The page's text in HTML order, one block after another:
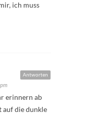
ich muss
Antworten
erinnern ab
auf die dunkle